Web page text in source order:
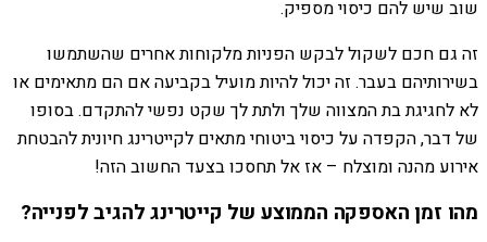
שוב שיש להם כיסוי מספיק.
זה גם חכם לשקול לבקש הפניות מלקוחות אחרים שהשתמשו
בשירותיהם בעבר. זה יכול להיות מועיל בקביעה אם הם מתאימים או
לא לחגיגת בת המצווה שלך ולתת לך שקט נפשי להתקדם. בסופו
של דבר, הקפדה על כיסוי ביטוחי מתאים לקייטרינג חיונית להבטחת
אירוע מהנה ומוצלח – אז אל תחסכו בצעד החשוב הזה!
מהו זמן האספקה ​​הממוצע של קייטרינג להגיב לפנייה?